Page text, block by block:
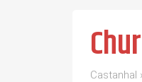
Castanhal